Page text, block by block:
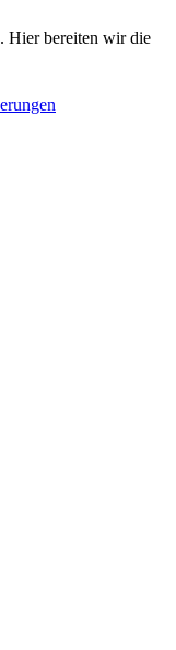
Hier bereiten wir die